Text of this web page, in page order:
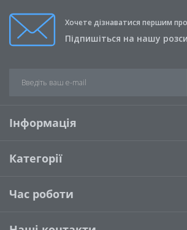
Хочете дізнаватися першим про
Підпишіться на нашу
Інформація
Категорії
Час роботи